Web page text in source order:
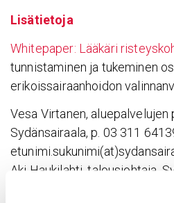
Lisä­tie­toja
Whitepaper: Lääkäri
tunnistaminen ja tukeminen
erikoissairaanhoidon
Vesa Virtanen, aluepalvelujen
Sydänsairaala, p. 03 311
Aki Haukilahti, talousjohtaja,
5466,